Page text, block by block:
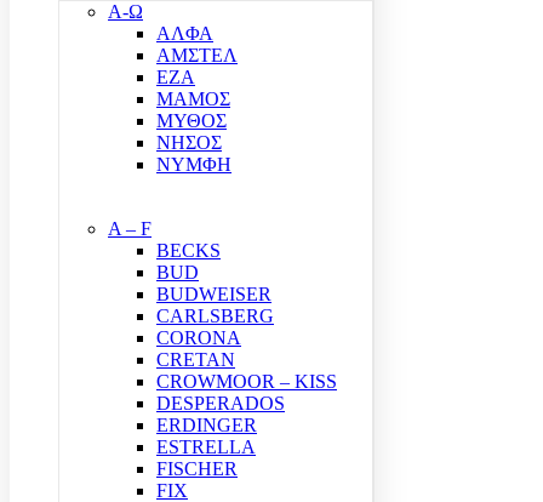
Α-Ω
ΑΛΦΑ
ΑΜΣΤΕΛ
ΕΖΑ
ΜΑΜΟΣ
ΜΥΘΟΣ
ΝΗΣΟΣ
ΝΥΜΦΗ
A – F
BECKS
BUD
BUDWEISER
CARLSBERG
CORONA
CRETAN
CROWMOOR – KISS
DESPERADOS
ERDINGER
ESTRELLA
FISCHER
FIX